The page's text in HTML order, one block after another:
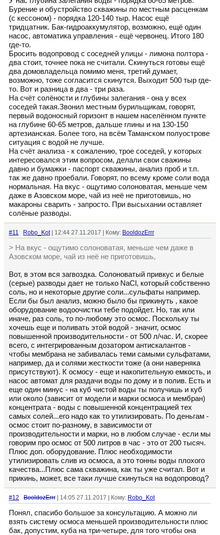
Бурение и обустройство скважины по местным расценкам
(с кессоном) - порядка 120-140 тыр. Насос ещё
тридцатник. Бак-гидроаккумулятор, возможно, ещё один
насос, автоматика управления - ещё червонец. Итого 180
где-то.
Бросить водопровод с соседней улицы - лимона полтора -
два стоит, точнее пока не считали. Скинуться готовы ещё
два домовладельца помимо меня, третий думает,
возможно, тоже согласится скинутся. Выходит 500 тыр где-
то. Вот и разница в два - три раза.
На счёт солёности и глубины залегания - она у всех
соседей такая.Звонил местным бурильщикам, говорят,
первый водоносный горизонт в нашем населённом пункте
на глубине 60-65 метров, дальше глины и на 130-150
артезианская. Более того, на всём Таманском полуострове
ситуация с водой не лучше.
На счёт анализа - к сожалению, трое соседей, у которых
интересовался этим вопросом, делали свои сважины
давно и бумажки - паспорт скважины, анализ проб и т.п.
так же давно проебали. Говорят, по всему кроме соли вода
нормальная. На вкус - ощутимо солоноватая, меньше чем
даже в Азовском море, чай из неё не приготовишь, но
макароны сварить - запросто. При высыхании оставляет
солёные разводы.
#11 Robo_Kot| 12:44 27.11.2017 | Кому: BooldozErrr
> На вкус - ощутимо солоноватая, меньше чем даже в
Азовском море, чай из неё не приготовишь,
Вот, в этом вся загвоздка. Солоноватый привкус и белые
(серые) разводы дает не только NaCl, который собственно
соль, но и некоторые другие соли...сульфаты например.
Если бы был анализ, можно было бы прикинуть , какое
оборудование водоочистки тебе подойдет. Но, так или
иначе, раз соль, то по-любому это осмос. Поскольку ты
хочешь еще и поливать этой водой - значит, осмос
повышенной производительности - от 500 л/час. И, скорее
всего, с интегрированным дозатором антискалантов -
чтобы мембрана не забивалась теми самыми сульфатами,
например, да и солями жесткости тоже (а они наверняка
присутствуют). К осмосу - еще и накопительную емкость, и
насос автомат для раздачи воды по дому и в полив. Есть и
еще один минус - на куб чистой воды ты получишь и куб
или около (зависит от модели и марки осмоса и мембран)
концентрата - воды с повышенной концентрацией тех
самых солей...его надо как то утилизировать. По деньгам -
осмос стоит по-разному, в зависимости от
производительности и марки, но в любом случае - если мы
говорим про осмос от 500 литров в час - это от 200 тысяч.
Плюс доп. оборудование. Плюс необходимости
утилизировать слив из осмоса, а это тонны воды плохого
качества...Плюс сама скважина, как ты уже считал. Вот и
прикинь, может, все таки лучше скинуться на водопровод?
#12 BooldozErrr | 14:05 27.11.2017 | Кому: Robo_Kot
Понял, спасибо большое за консультацию. А можно ли
взять систему осмоса меньшей производительности плюс
бак, допустим, куба на три-четыре, для того чтобы она